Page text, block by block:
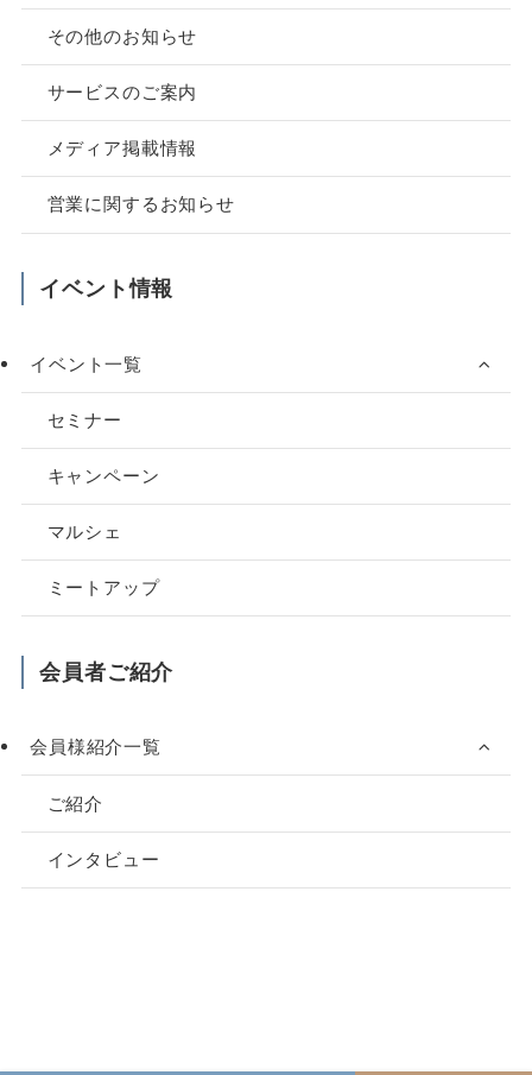
その他のお知らせ
サービスのご案内
メディア掲載情報
営業に関するお知らせ
イベント情報
イベント一覧
セミナー
キャンペーン
マルシェ
ミートアップ
会員者ご紹介
会員様紹介一覧
ご紹介
インタビュー